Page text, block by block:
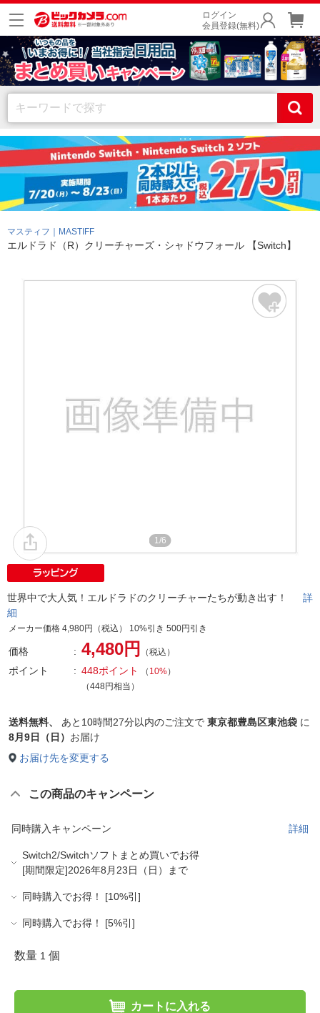
ログイン
会員登録(無料)
マスティフ｜MASTIFF
エルドラド（R）クリーチャーズ・シャドウフォール 【Switch】
1/6
世界中で大人気！エルドラドのクリーチャーたちが動き出す！ 詳
細
メーカー価格 4,980円（税込） 10%引き 500円引き
価格 4,480円 （税込）
ポイント 448ポイント （ 10%）
（448円相当）
送料無料、 あと 10時間27分以内のご注文で 東京都豊島区東池袋 に
8月9日（日） お届け
お届け先を変更する
この商品のキャンペーン
同時購入キャンペーン 詳細
Switch2/Switchソフトまとめ買いでお得
[期間限定]2026年8月23日（日）まで
同時購入でお得！ [10%引]
同時購入でお得！ [5%引]
数量 1 個
カートに入れる